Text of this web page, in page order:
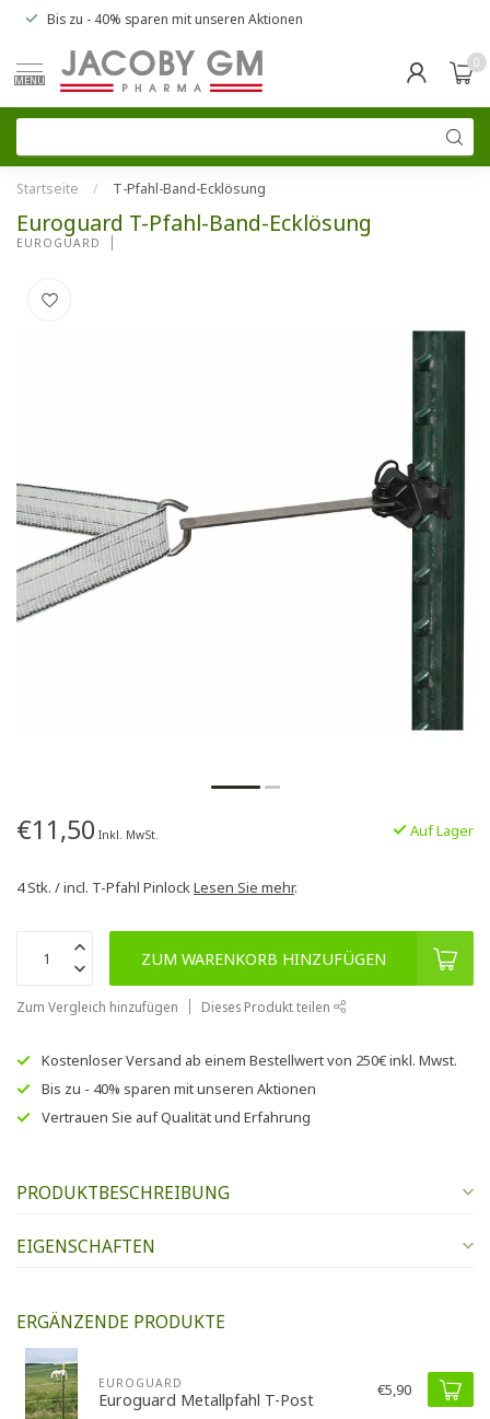
Bis zu - 40% sparen mit unseren Aktionen
MENU
0
Startseite / T-Pfahl-Band-Ecklösung
Euroguard T-Pfahl-Band-Ecklösung
EUROGUARD
€11,50 Inkl. MwSt. Auf Lager
4 Stk. / incl. T-Pfahl PinlockLesen Sie mehr.
ZUM WARENKORB HINZUFÜGEN
Zum Vergleich hinzufügen Dieses Produkt teilen
Kostenloser Versand ab einem Bestellwert von 250€inkl. Mwst.
Bis zu - 40% sparen mit unseren Aktionen
Vertrauen Sie aufQualität und Erfahrung
PRODUKTBESCHREIBUNG
EIGENSCHAFTEN
ERGÄNZENDE PRODUKTE
EUROGUARD
Euroguard Metallpfahl T-Post €5,90